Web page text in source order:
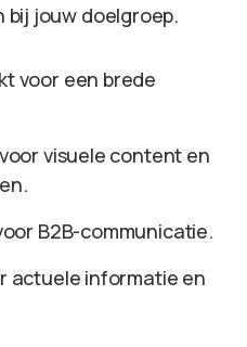
bij jouw doelgroep.
voor een brede
visuele content en
B2B-communicatie.
actuele informatie en